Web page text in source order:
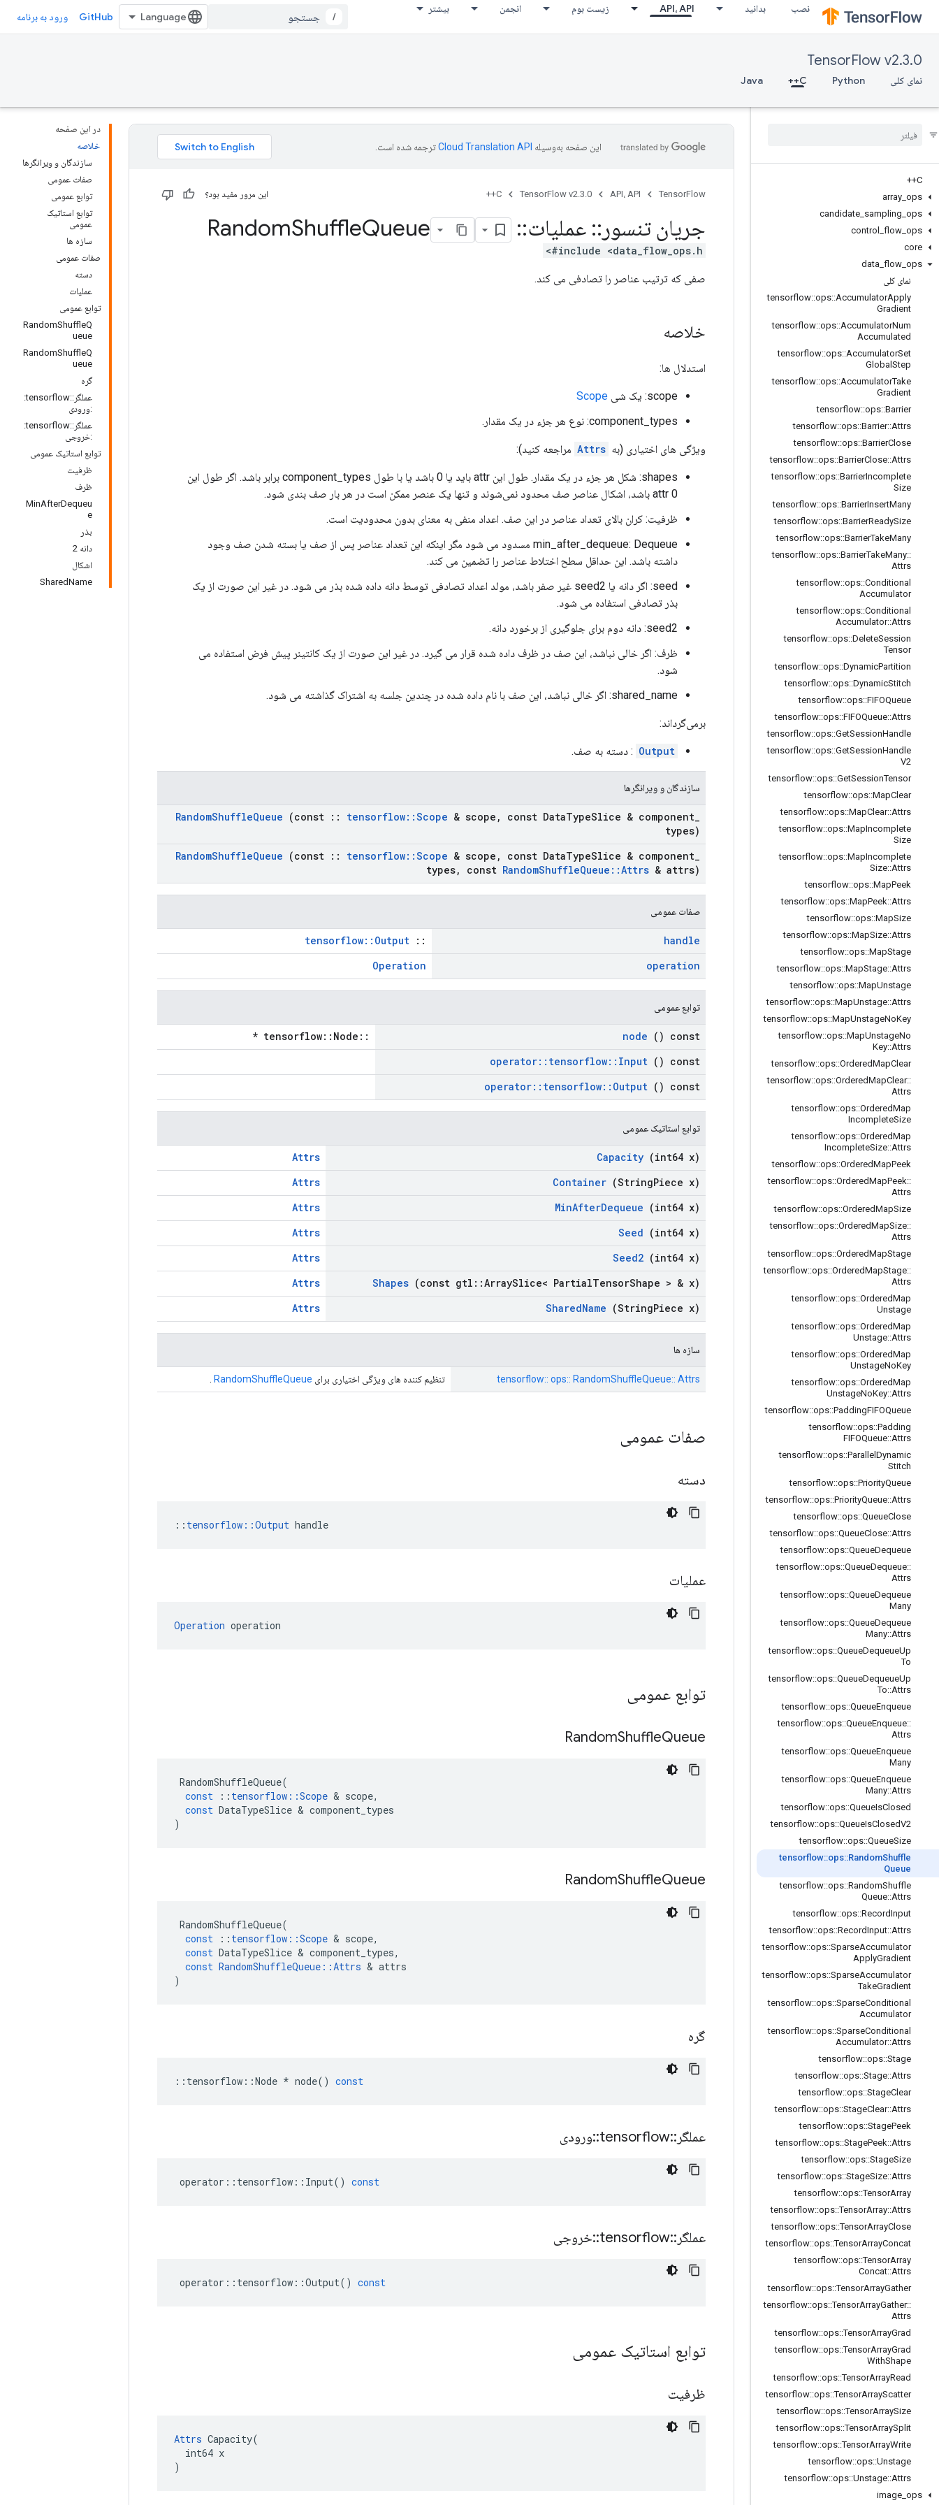
نصب بدانید API، API زیست بوم انجمن بیشتر
/
GitHub ورود به برنامه
TensorFlow v2.3.0
نمای کلی Python
C++
Java
C++
array ops
candidate sampling ops
control
flow ops
core
data flow ops
نمای کلی
tensorflow::ops::AccumulatorApply
Gradient
tensorflow::ops::AccumulatorNum
Accumulated
tensorflow::ops::AccumulatorSet
Global Step
tensorflow::ops::AccumulatorTake
Gradient
tensorflow::ops::Barrier
tensorflow::ops::Barrier::Attrs
tensorflow::ops::BarrierClose
tensorflow::ops::BarrierClose::Attrs
tensorflow::ops::BarrierIncomplete
Size
tensorflow::ops::BarrierInsertMany
tensorflow::ops::BarrierReadySize
tensorflow::ops::BarrierTakeMany
tensorflow::ops::BarrierTakeMany::
Attrs
tensorflow::ops::Conditional
Accumulator
tensorflow::ops::Conditional
Accumulator::Attrs
tensorflow::ops::DeleteSession
Tensor
tensorflow::ops::DynamicPartition
tensorflow::ops::DynamicStitch
tensorflow::ops::FIFOQueue
tensorflow::ops::FIFOQueue::Attrs
tensorflow::ops::GetSessionHandle
tensorflow::ops::GetSessionHandle
V2
tensorflow::ops::GetSessionTensor
tensorflow::ops::MapClear
tensorflow::ops::MapClear::Attrs
tensorflow::ops::MapIncomplete
Size
tensorflow::ops::MapIncomplete
Size::Attrs
tensorflow::ops::MapPeek
tensorflow::ops::MapPeek::Attrs
tensorflow::ops::MapSize
tensorflow::ops::MapSize::Attrs
tensorflow::ops::MapStage
tensorflow::ops::MapStage::Attrs
tensorflow::ops::MapUnstage
tensorflow::ops::MapUnstage::Attrs
tensorflow::ops::MapUnstageNoKey
tensorflow::ops::MapUnstageNo
Key::Attrs
tensorflow::ops::OrderedMapClear
tensorflow::ops::OrderedMapClear::
Attrs
tensorflow::ops::OrderedMap
IncompleteSize
tensorflow::ops::OrderedMap
IncompleteSize::Attrs
tensorflow::ops::OrderedMapPeek
tensorflow::ops::OrderedMapPeek::
Attrs
tensorflow::ops::OrderedMapSize
tensorflow::ops::OrderedMapSize::
Attrs
tensorflow::ops::OrderedMapStage
tensorflow::ops::OrderedMapStage::
Attrs
tensorflow::ops::OrderedMap
Unstage
tensorflow::ops::OrderedMap
Unstage::Attrs
tensorflow::ops::OrderedMap
UnstageNoKey
tensorflow::ops::OrderedMap
UnstageNoKey::Attrs
tensorflow::ops::PaddingFIFOQueue
tensorflow::ops::Padding
FIFOQueue::Attrs
tensorflow::ops::Parallel Dynamic
Stitch
tensorflow::ops::PriorityQueue
tensorflow::ops::PriorityQueue::Attrs
tensorflow::ops::QueueClose
tensorflow::ops::QueueClose::Attrs
tensorflow::ops::QueueDequeue
tensorflow::ops::QueueDequeue::
Attrs
tensorflow::ops::QueueDequeue
Many
tensorflow::ops::QueueDequeue
Many::Attrs
tensorflow::ops::QueueDequeueUp
To
tensorflow::ops::QueueDequeueUp
To::Attrs
tensorflow::ops::QueueEnqueue
tensorflow::ops::QueueEnqueue::
Attrs
tensorflow::ops::QueueEnqueue
Many
tensorflow::ops::QueueEnqueue
Many::Attrs
tensorflow::ops::QueueIsClosed
tensorflow::ops::QueueIsClosedV2
tensorflow::ops::QueueSize
tensorflow::ops::RandomShuffle
Queue
tensorflow::ops::RandomShuffle
Queue::Attrs
tensorflow::ops::RecordInput
tensorflow::ops::RecordInput::Attrs
tensorflow::ops::SparseAccumulator
ApplyGradient
tensorflow::ops::SparseAccumulator
TakeGradient
tensorflow::ops::SparseConditional
Accumulator
tensorflow::ops::SparseConditional
Accumulator::Attrs
tensorflow::ops::Stage
tensorflow::ops::Stage::Attrs
tensorflow::ops::StageClear
tensorflow::ops::StageClear::Attrs
tensorflow::ops::StagePeek
tensorflow::ops::StagePeek::Attrs
tensorflow::ops::StageSize
tensorflow::ops::StageSize::Attrs
tensorflow::ops::TensorArray
tensorflow::ops::TensorArray::Attrs
tensorflow::ops::TensorArrayClose
tensorflow::ops::TensorArrayConcat
tensorflow::ops::TensorArray
Concat::Attrs
tensorflow::ops::TensorArrayGather
tensorflow::ops::TensorArrayGather::
Attrs
tensorflow::ops::TensorArrayGrad
tensorflow::ops::TensorArrayGrad
WithShape
tensorflow::ops::TensorArrayRead
tensorflow::ops::TensorArrayScatter
tensorflow::ops::TensorArraySize
tensorflow::ops::TensorArraySplit
tensorflow::ops::TensorArrayWrite
tensorflow::ops::Unstage
tensorflow::ops::Unstage::Attrs
image ops
در این صفحه
خلاصه
سازندگان و ویرانگرها
صفات عمومی
توابع عمومی
توابع استاتیک
عمومی
سازه ها
صفات عمومی
دسته
عملیات
توابع عمومی
RandomShuffleQ
ueue
RandomShuffleQ
ueue
گره
عملگر::tensorflow:
:ورودی
عملگر::tensorflow:
:خروجی
توابع استاتیک عمومی
ظرفیت
ظرف
MinAfterDequeu
e
بذر
دانه 2
اشکال
SharedName
این صفحه به‌وسیله ترجمه شده است.
TensorFlow API، API TensorFlow v2.3.0
C++ این مرور مفید بود؟
جریان تنسور :: عملیات::
ShuffleQueue
#include <data_flow_ops.h>
صفی که ترتیب عناصر را تصادفی می کند.
خلاصه
استدلال ها:
scope: یک شی
Scope
component_types: نوع هر جزء در یک مقدار.
ویژگی های اختیاری (به Attrs مراجعه کنید):
shapes: شکل هر جزء در یک مقدار. طول این attr باید یا 0 باشد یا با طول component_types برابر باشد. اگر طول این
attr 0 باشد، اشکال عناصر صف محدود نمی‌شوند و تنها یک عنصر ممکن است در هر بار صف بندی شود.
ظرفیت: کران بالای تعداد عناصر در این صف. اعداد منفی به معنای بدون محدودیت است.
min_after_dequeue: Dequeue مسدود می شود مگر اینکه این تعداد عناصر پس از صف یا بسته شدن صف وجود
داشته باشد. این حداقل سطح اختلاط عناصر را تضمین می کند.
seed: اگر دانه یا seed2 غیر صفر باشد، مولد اعداد تصادفی توسط دانه داده شده بذر می شود. در غیر این صورت از یک
بذر تصادفی استفاده می شود.
seed2: دانه دوم برای جلوگیری از برخورد دانه.
ظرف: اگر خالی نباشد، این صف در ظرف داده شده قرار می گیرد. در غیر این صورت از یک کانتینر پیش فرض استفاده می
شود.
shared_name: اگر خالی نباشد، این صف با نام داده شده در چندین جلسه به اشتراک گذاشته می شود.
برمی‌گرداند:
Output : دسته به صف.
سازندگان و ویرانگرها
RandomShuffleQueue (const :: tensorflow::Scope & scope , const DataTypeSlice & component
types)
RandomShuffleQueue (const :: tensorflow::Scope & scope , const DataTypeSlice & component
types, const RandomShuffleQueue ::Attrs & attrs)
صفات عمومی
handle
::
tensorflow::Output
operation
Operation
توابع عمومی
node () const
::tensorflow::Node *
operator:: tensorflow:: Input () const
operator:: tensorflow:: Output () const
توابع استاتیک عمومی
Capacity (int64 x)
Attrs
Container (StringPiece x)
Attrs
MinAfterDequeue (int64 x)
Attrs
Seed (int64 x)
Attrs
Seed2 (int64 x)
Attrs
Shapes (const gtl ::ArraySlice< PartialTensorShape > & x)
Attrs
SharedName (StringPiece x)
Attrs
سازه ها
tensorflow:: ops:: RandomShuffleQueue:: Attrs تنظیم کننده های ویژگی اختیاری برای RandomShuffleQueue
صفات عمومی
دسته
:: tensorflow::Output handle
عملیات
Operation operation
توابع عمومی
RandomShuffleQueue
RandomShuffleQueue(
const
:: tensorflow ::Scope & scope,
const DataTypeSlice & component_types
)
RandomShuffleQueue
RandomShuffleQueue(
const
:: tensorflow ::Scope & scope,
const DataTypeSlice & component_types,
const RandomShuffleQueue ::Attrs & attrs
)
گره
:: tensorflow ::Node * node() const
عملگر ::
tensorflow
::ورودی
operator :: tensorflow :: Input() const
عملگر ::
tensorflow
::خروجی
operator :: tensorflow ::Output() const
توابع استاتیک عمومی
ظرفیت
Attrs Capacity(
  int64 x
)